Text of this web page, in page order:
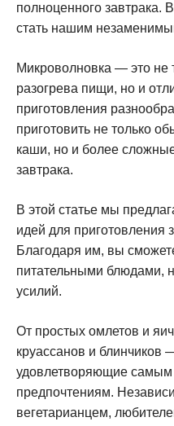
полноценного завтрака.
стать нашим
Микроволновка — это не
разогрева пищи, но и
приготовления
приготовить не только
каши, но и более
завтрака.
В этой статье мы
идей для приготовления
Благодаря им, вы
питательными блюдами,
усилий.
От простых омлетов и
круассанов и блинчиков
удовлетворяющие
предпочтениям.
вегетарианцем,